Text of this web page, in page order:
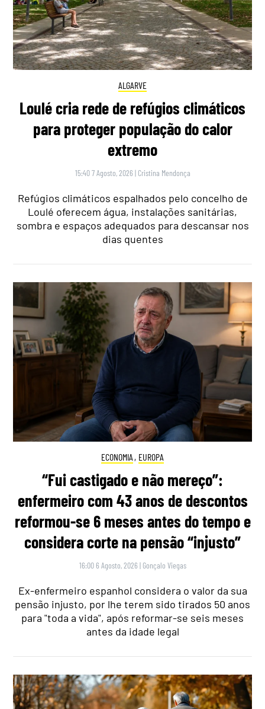
ALGARVE
Loulé cria rede de refúgios climáticos
para proteger população do calor
extremo
15:40 7 Agosto, 2026 | Cristina Mendonça
Refúgios climáticos espalhados pelo concelho de
Loulé oferecem água, instalações sanitárias,
sombra e espaços adequados para descansar nos
dias quentes
ECONOMIA , EUROPA
“Fui castigado e não mereço”:
enfermeiro com 43 anos de descontos
reformou-se 6 meses antes do tempo e
considera corte na pensão “injusto”
16:00 6 Agosto, 2026 | Gonçalo Viegas
Ex-enfermeiro espanhol considera o valor da sua
pensão injusto, por lhe terem sido tirados 50 anos
para "toda a vida", após reformar-se seis meses
antes da idade legal